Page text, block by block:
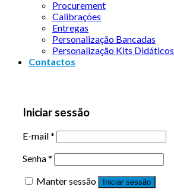
Procurement
Calibrações
Entregas
Personalização Bancadas
Personalização Kits Didáticos
Contactos
Iniciar sessão
E-mail*
Senha*
Manter sessão
Iniciar sessão